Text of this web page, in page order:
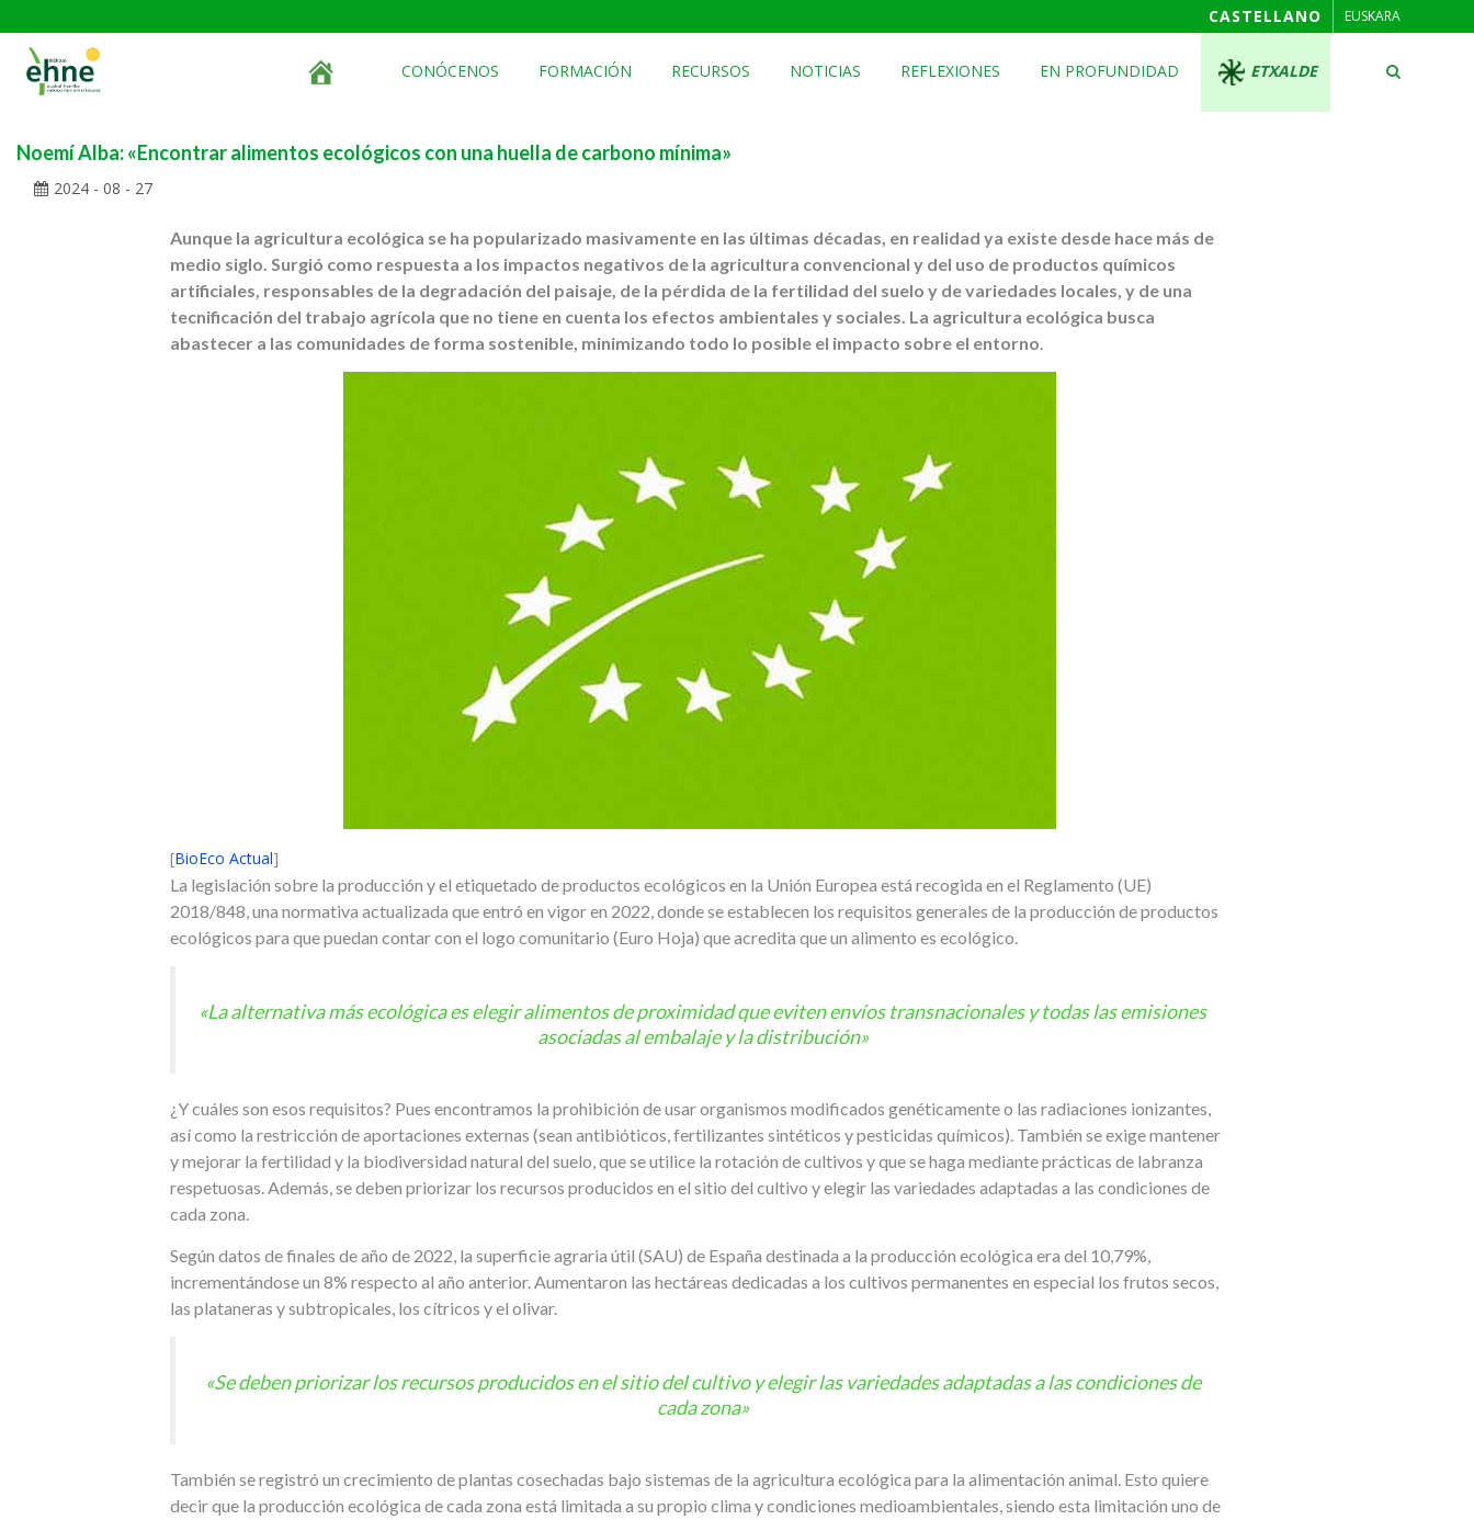
CASTELLANO EUSKARA
CONÓCENOS FORMACIÓN RECURSOS NOTICIAS REFLEXIONES EN PROFUNDIDAD ETXALDE
Noemí Alba: «Encontrar alimentos ecológicos con una huella de carbono mínima»
2024 - 08 - 27
Aunque la agricultura ecológica se ha popularizado masivamente en las últimas décadas, en realidad ya existe desde hace más de
medio siglo. Surgió como respuesta a los impactos negativos de la agricultura convencional y del uso de productos químicos
artificiales, responsables de la degradación del paisaje, de la pérdida de la fertilidad del suelo y de variedades locales, y de una
tecnificación del trabajo agrícola que no tiene en cuenta los efectos ambientales y sociales. La agricultura ecológica busca
abastecer a las comunidades de forma sostenible, minimizando todo lo posible el impacto sobre el entorno.
[BioEco Actual]
La legislación sobre la producción y el etiquetado de productos ecológicos en la Unión Europea está recogida en el Reglamento (UE)
2018/848, una normativa actualizada que entró en vigor en 2022, donde se establecen los requisitos generales de la producción de productos
ecológicos para que puedan contar con el logo comunitario (Euro Hoja) que acredita que un alimento es ecológico.
«La alternativa más ecológica es elegir alimentos de proximidad que eviten envíos transnacionales y todas las emisiones
asociadas al embalaje y la distribución»
¿Y cuáles son esos requisitos? Pues encontramos la prohibición de usar organismos modificados genéticamente o las radiaciones ionizantes,
así como la restricción de aportaciones externas (sean antibióticos, fertilizantes sintéticos y pesticidas químicos). También se exige mantener
y mejorar la fertilidad y la biodiversidad natural del suelo, que se utilice la rotación de cultivos y que se haga mediante prácticas de labranza
respetuosas. Además, se deben priorizar los recursos producidos en el sitio del cultivo y elegir las variedades adaptadas a las condiciones de
cada zona.
Según datos de finales de año de 2022, la superficie agraria útil (SAU) de España destinada a la producción ecológica era del 10,79%,
incrementándose un 8% respecto al año anterior. Aumentaron las hectáreas dedicadas a los cultivos permanentes en especial los frutos secos,
las plataneras y subtropicales, los cítricos y el olivar.
«Se deben priorizar los recursos producidos en el sitio del cultivo y elegir las variedades adaptadas a las condiciones de
cada zona»
También se registró un crecimiento de plantas cosechadas bajo sistemas de la agricultura ecológica para la alimentación animal. Esto quiere
decir que la producción ecológica de cada zona está limitada a su propio clima y condiciones medioambientales, siendo esta limitación uno de